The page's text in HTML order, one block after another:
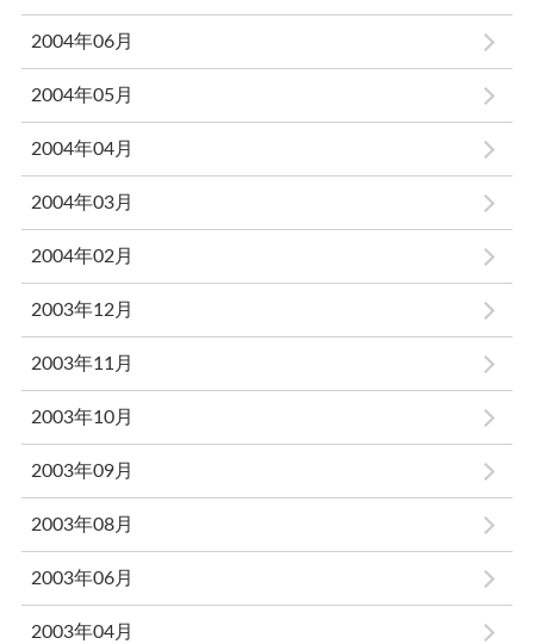
2004年06月
2004年05月
2004年04月
2004年03月
2004年02月
2003年12月
2003年11月
2003年10月
2003年09月
2003年08月
2003年06月
2003年04月